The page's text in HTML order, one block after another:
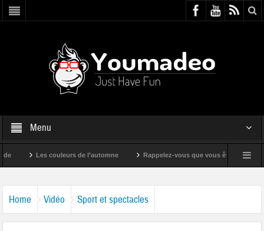
Menu
Les couleurs de l’automne Rappelez-vous que vous êtes super !
Home Vidéo Sport et spectacles